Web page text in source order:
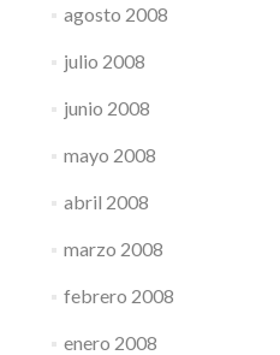
agosto 2008
julio 2008
junio 2008
mayo 2008
abril 2008
marzo 2008
febrero 2008
enero 2008